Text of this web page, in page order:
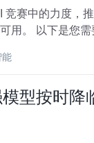
持，现已在所有
能
型按时